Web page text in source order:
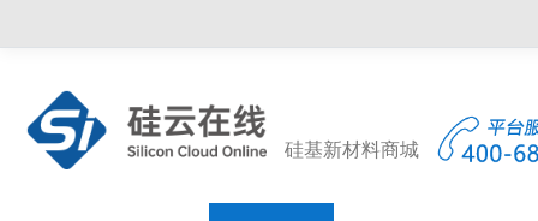
硅基新材料商城